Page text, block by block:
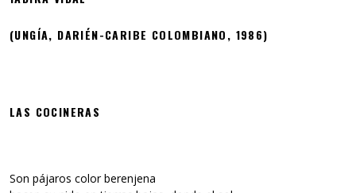
(UNGÍA, DARIÉN-CARIBE COLOMBIANO, 1986)
LAS COCINERAS
Son pájaros color berenjena